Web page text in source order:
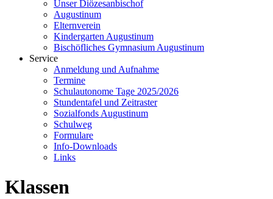
Unser Diözesanbischof
Augustinum
Elternverein
Kindergarten Augustinum
Bischöfliches Gymnasium Augustinum
Service
Anmeldung und Aufnahme
Termine
Schulautonome Tage 2025/2026
Stundentafel und Zeitraster
Sozialfonds Augustinum
Schulweg
Formulare
Info-Downloads
Links
Klassen